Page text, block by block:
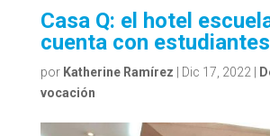
Casa Q: el hotel
cuenta con estudiantes
por Katherine Ramírez Dic 17, 2022|
vocación